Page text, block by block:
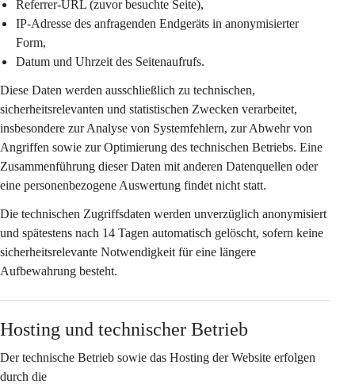
Referrer-URL (zuvor besuchte Seite),
IP-Adresse des anfragenden Endgeräts in anonymisierter
Form,
Datum und Uhrzeit des Seitenaufrufs.
Diese Daten werden ausschließlich zu technischen,
sicherheitsrelevanten und statistischen Zwecken verarbeitet,
insbesondere zur Analyse von Systemfehlern, zur Abwehr von
Angriffen sowie zur Optimierung des technischen Betriebs. Eine
Zusammenführung dieser Daten mit anderen Datenquellen oder
eine personenbezogene Auswertung findet nicht statt.
Die technischen Zugriffsdaten werden unverzüglich anonymisiert
und spätestens nach 14 Tagen automatisch gelöscht, sofern keine
sicherheitsrelevante Notwendigkeit für eine längere
Aufbewahrung besteht.
Hosting und technischer Betrieb
Der technische Betrieb sowie das Hosting der Website erfolgen
durch die